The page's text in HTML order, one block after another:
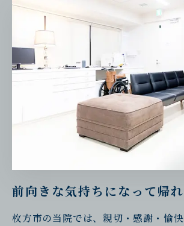
前向きな気持ちになって帰
枚方市の当院では、親切・感謝・愉